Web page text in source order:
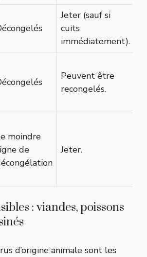
Jeter (sauf si
cuits
immédiatement).
Peuvent être
recongelés.
moindre
de
Jeter.
: viandes, poissons
d’origine animale sont les